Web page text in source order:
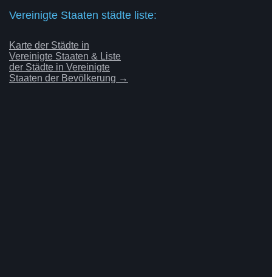
Vereinigte Staaten städte liste:
Karte der Städte in
Vereinigte Staaten & Liste
der Städte in Vereinigte
Staaten der Bevölkerung →